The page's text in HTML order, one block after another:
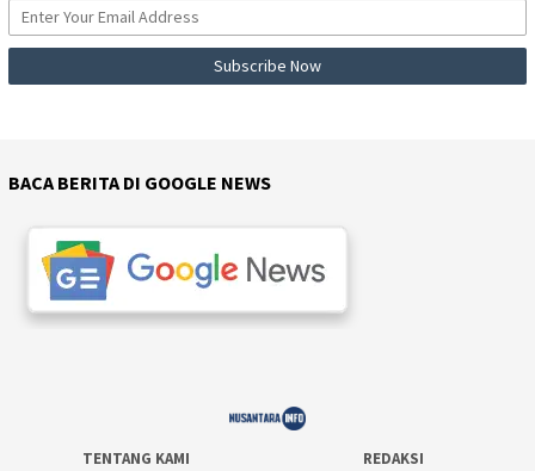
BACA BERITA DI GOOGLE NEWS
TENTANG KAMI REDAKSI